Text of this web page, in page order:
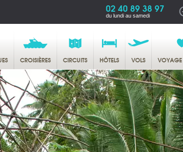
02 40 89 38 97
du lundi au samedi
CROISIÈRES CIRCUITS HÔTELS VOLS VOYAGE